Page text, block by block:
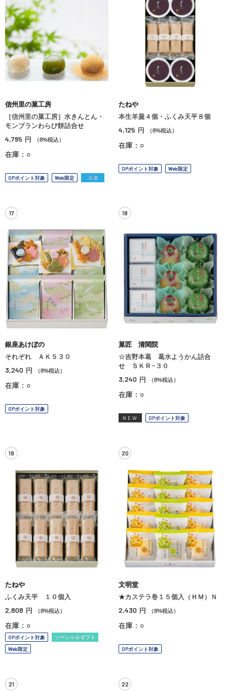
信州里の菓工房
［信州里の菓工房］水きんとん・
モンブランわらび餅詰合せ
4,795 円 （8%税込）
在庫：○
OPポイント対象 Web限定 冷凍
たねや
本生羊羹４個・ふくみ天平８個
4,125 円 （8%税込）
在庫：○
OPポイント対象 Web限定
17
銀座あけぼの
それぞれ ＡＫ５３０
3,240 円 （8%税込）
在庫：○
OPポイント対象
18
菓匠 清閑院
☆吉野本葛 葛水ようかん詰合
せ ＳＫＲ−３０
3,240 円 （8%税込）
在庫：○
NEW OPポイント対象
19
たねや
ふくみ天平 １０個入
2,808 円 （8%税込）
在庫：○
OPポイント対象
ソーシャルギフト
Web限定
20
文明堂
★カステラ巻１５個入（ＨＭ）Ｎ
2,430 円 （8%税込）
在庫：○
OPポイント対象
21 22